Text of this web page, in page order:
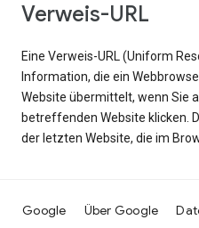
Verweis-URL
Eine Verweis-URL (Uniform
Information, die ein
Website übermittelt, wenn Sie
betreffenden Website klicken.
der letzten Website, die im
Google Über Google